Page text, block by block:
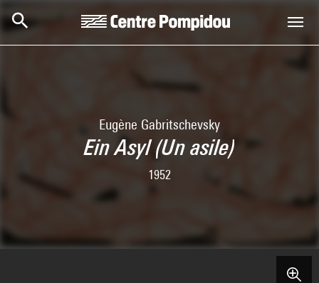
Eugène Gabritschevsky
Ein Asyl (Un asile)
1952